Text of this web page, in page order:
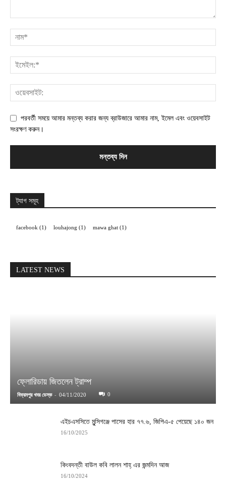
পরবর্তী সময়ে আমার মন্তব্য করার জন্য ব্রাউজারে আমার নাম, ইমেল এবং ওয়েবসাইট
সংরক্ষণ করুন।
ট্যাগ সমূহ
facebook (1) louhajong (1) mawa ghat (1)
LATEST NEWS
ফ্লোরিডায় জিতলেন ট্রাম্প
বিক্রমপুর খবর ডেস্ক - 04/11/2020 0
এইচএসসিতে মুন্সিগঞ্জে পাসের হার ৭৭.৬, জিপিএ-৫ পেয়েছে ১৪০ জন
16/10/2025
কিংবদন্তী বাউল কবি লালন শাহ্ এর জন্মদিন আজ
16/10/2024